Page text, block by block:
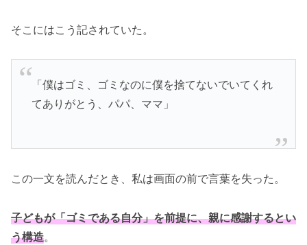
そこにはこう記されていた。
「僕はゴミ、ゴミなのに僕を捨てないでいてくれ
てありがとう、パパ、ママ」
この一文を読んだとき、私は画面の前で言葉を失った。
子どもが「ゴミである自分」を前提に、親に感謝するとい
う構造。